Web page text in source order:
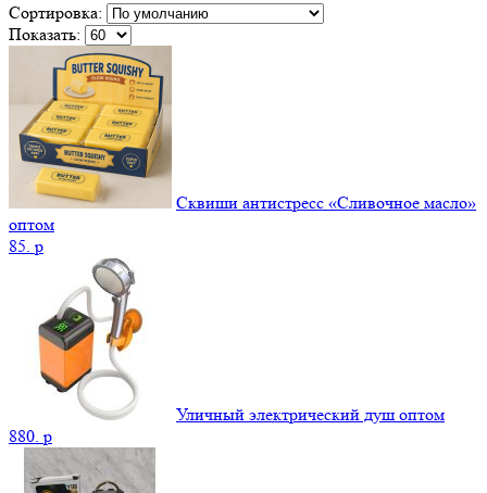
Сортировка:
Показать:
Сквиши антистресс «Сливочное масло»
оптом
85. p
Уличный электрический душ оптом
880. p